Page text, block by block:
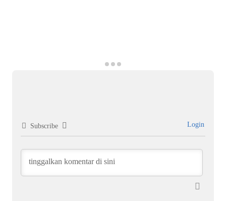
Subscribe Login